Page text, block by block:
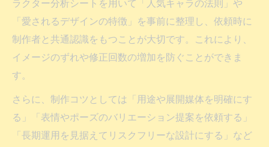
ラクター分析シートを用いて「人気キャラの法則」や
「愛されるデザインの特徴」を事前に整理し、依頼時に
制作者と共通認識をもつことが大切です。これにより、
イメージのずれや修正回数の増加を防ぐことができま
す。
さらに、制作コツとしては「用途や展開媒体を明確にす
る」「表情やポーズのバリエーション提案を依頼する」
「長期運用を見据えてリスクフリーな設計にする」など